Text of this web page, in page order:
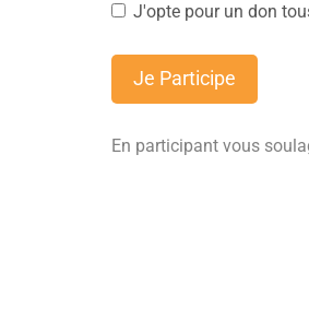
J'opte pour un don
Je Participe
En participant vous